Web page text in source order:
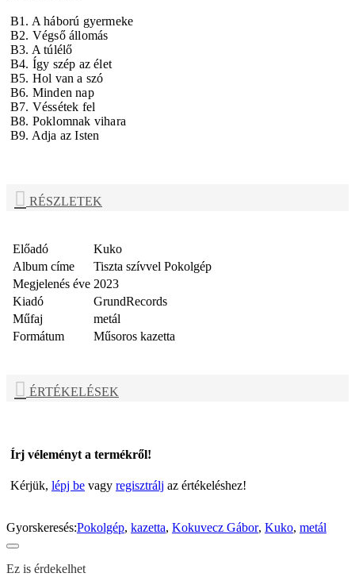
B1. A háború gyermeke
B2. Végső állomás
B3. A túlélő
B4. Így szép az élet
B5. Hol van a szó
B6. Minden nap
B7. Véssétek fel
B8. Poklomnak vihara
B9. Adja az Isten
RÉSZLETEK
Előadó
Kuko
Album címe
Tiszta szívvel Pokolgép
Megjelenés éve 2023
Kiadó
GrundRecords
Műfaj
metál
Formátum
Műsoros kazetta
ÉRTÉKELÉSEK
Írj véleményt a termékről!
Kérjük, lépj be vagy regisztrálj az értékeléshez!
Gyorskeresés:Pokolgép, kazetta, Kokuvecz Gábor, Kuko, metál
Ez is érdekelhet